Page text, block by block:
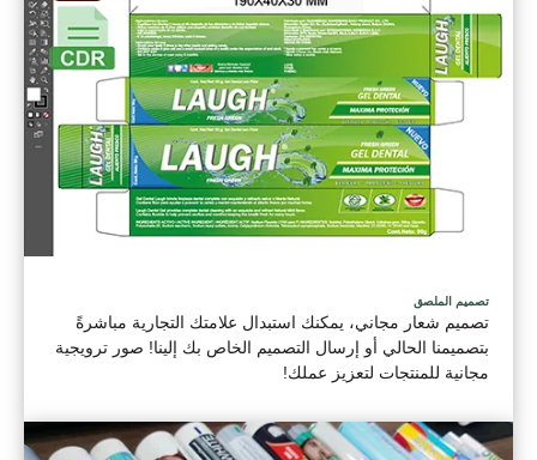
تصميم الملصق
تصميم شعار مجاني، يمكنك استبدال علامتك التجارية مباشرةً
بتصميمنا الحالي أو إرسال التصميم الخاص بك إلينا! صور ترويجية
مجانية للمنتجات لتعزيز عملك!